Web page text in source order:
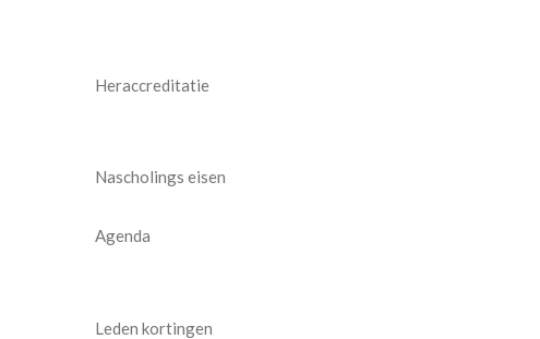
Heraccreditatie
Nascholings eisen
Agenda
Leden kortingen